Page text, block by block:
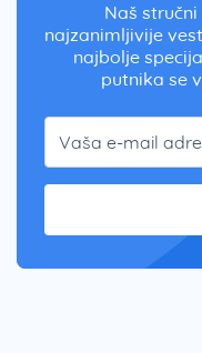
Naš
najzanimljivije
najbolje
putnika se